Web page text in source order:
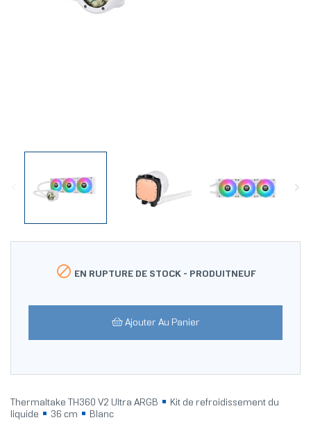
 EN RUPTURE DE STOCK - PRODUITNEUF
Ajouter Au Panier
Thermaltake TH360 V2 Ultra ARGB
Kit de refroidissement du
liquide
36 cm Blanc